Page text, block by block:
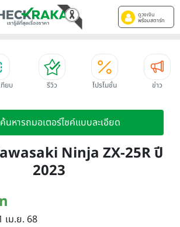
ดูวงเงิน
พร้อมสตาร์ท
ทียบ รีวิว โปรโมชั่น ข่าว
ค้นหารถมอเตอร์ไซค์แบบละเอียด
Ninja ZX-25R ปี
2023
ม.ย. 68